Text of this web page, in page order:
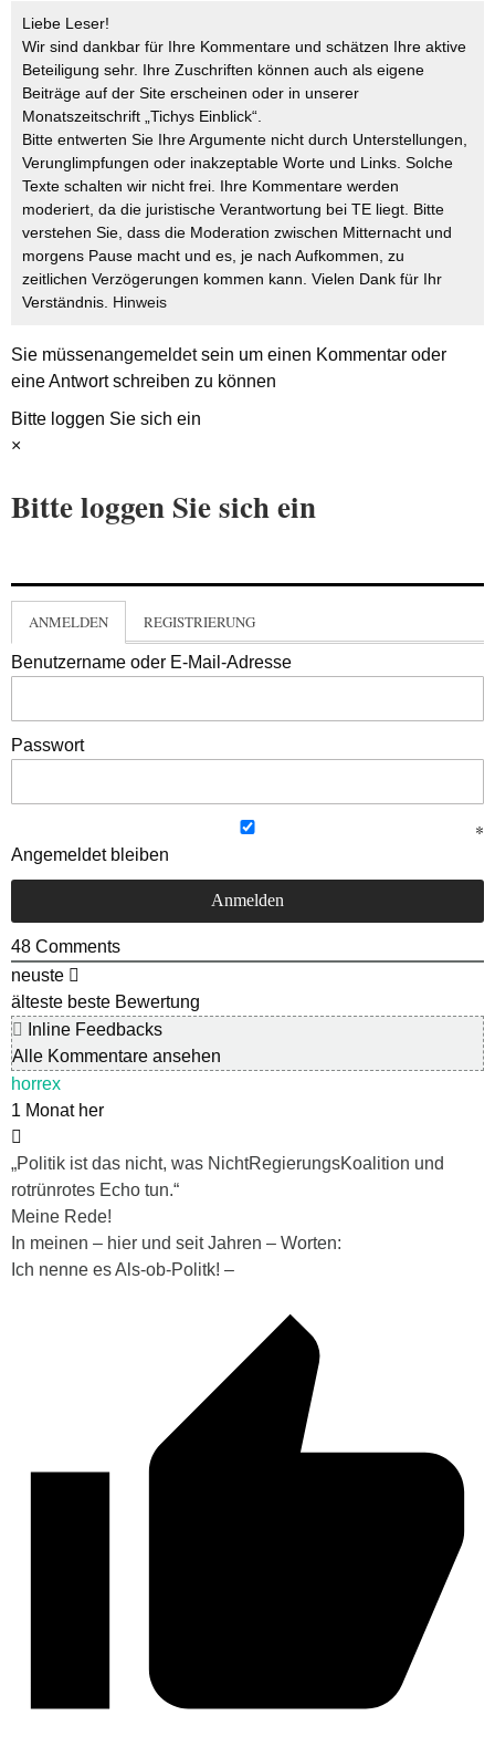
Liebe Leser!
Wir sind dankbar für Ihre Kommentare und schätzen Ihre aktive
Beteiligung sehr. Ihre Zuschriften können auch als eigene
Beiträge auf der Site erscheinen oder in unserer
Monatszeitschrift „Tichys Einblick“.
Bitte entwerten Sie Ihre Argumente nicht durch Unterstellungen,
Verunglimpfungen oder inakzeptable Worte und Links. Solche
Texte schalten wir nicht frei. Ihre Kommentare werden
moderiert, da die juristische Verantwortung bei TE liegt. Bitte
verstehen Sie, dass die Moderation zwischen Mitternacht und
morgens Pause macht und es, je nach Aufkommen, zu
zeitlichen Verzögerungen kommen kann. Vielen Dank für Ihr
Verständnis. Hinweis
Sie müssenangemeldetsein um einen Kommentar oder
eine Antwort schreiben zu können
Bitte loggen Sie sich ein
×
Bitte loggen Sie sich ein
ANMELDEN REGISTRIERUNG
Benutzername oder E-Mail-Adresse
Passwort
Angemeldet bleiben
48 Comments
neuste
älteste beste Bewertung
Inline Feedbacks
Alle Kommentare ansehen
horrex
1 Monat her
„Politik ist das nicht, was NichtRegierungsKoalition und
rotrünrotes Echo tun.“
Meine Rede!
In meinen – hier und seit Jahren – Worten:
Ich nenne es Als-ob-Politk! –